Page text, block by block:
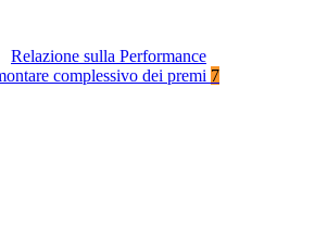
Relazione sulla Performance
complessivo dei premi 7